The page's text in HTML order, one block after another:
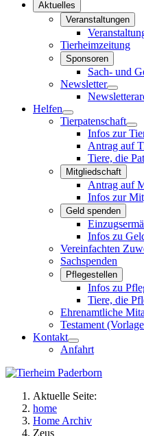
Aktuelles
Veranstaltungen
Tierheimzeitung
Sponsoren
Sach- und
Newsletter
Helfen
Tierpatenschaft
Infos zur
Antrag auf
Tiere, die
Mitgliedschaft
Antrag auf
Infos zur
Geld spenden
Infos zu
Vereinfachten
Sachspenden
Pflegestellen
Infos zu
Tiere, die
Ehrenamtliche
Testament
Kontakt
Anfahrt
Aktuelle Seite:
home
Home Archiv
Zeus